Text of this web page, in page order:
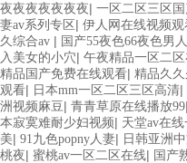
夜夜夜夜夜夜夜| 一区二区三区
妻av系列专区 | 伊人网在线视频观
久综合av | 国产55夜色66夜色男
入美女的小穴| 午夜精品一区二
精品国产免费在线观看| 精品久
观看| 日本mm一区二区三区高清|
洲视频麻豆| 青青草原在线播放99|
本寂寞难耐少妇视频| 天堂av在
美| 91九色popny人妻| 日韩亚洲
桃夜| 蜜桃av一区二区在线| 国产